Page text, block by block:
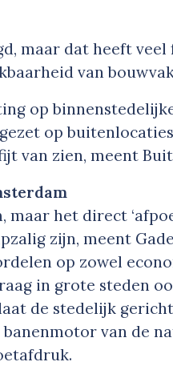
maar dat heeft
van
op
op
van zien, meent
het direct
zijn, meent
op zowel
in grote steden
de stedelijk
van de